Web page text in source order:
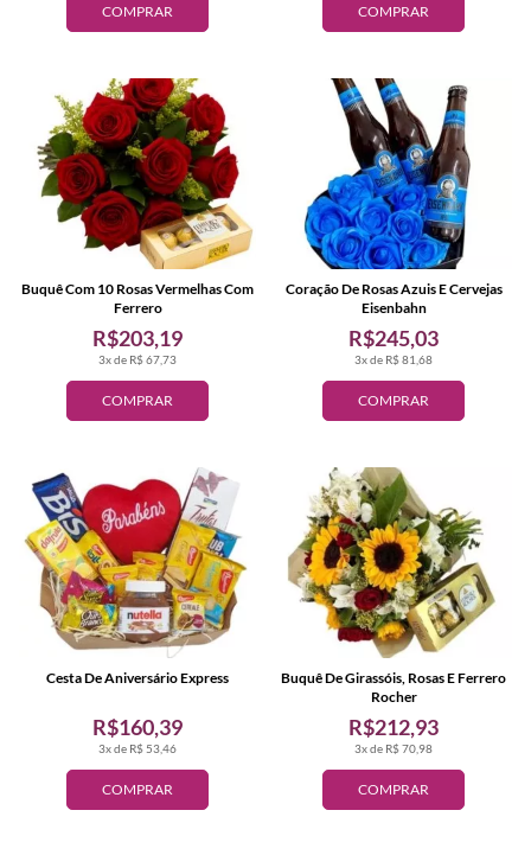
COMPRAR COMPRAR
COMPRAR
3x de R$ 67,73
R$203,19
Buquê Com 10 Rosas Vermelhas Com
Ferrero
COMPRAR
3x de R$ 81,68
R$245,03
Coração De Rosas Azuis E Cervejas
Eisenbahn
COMPRAR
3x de R$ 53,46
R$160,39
Cesta De Aniversário Express
COMPRAR
3x de R$ 70,98
R$212,93
Buquê De Girassóis, Rosas E Ferrero
Rocher